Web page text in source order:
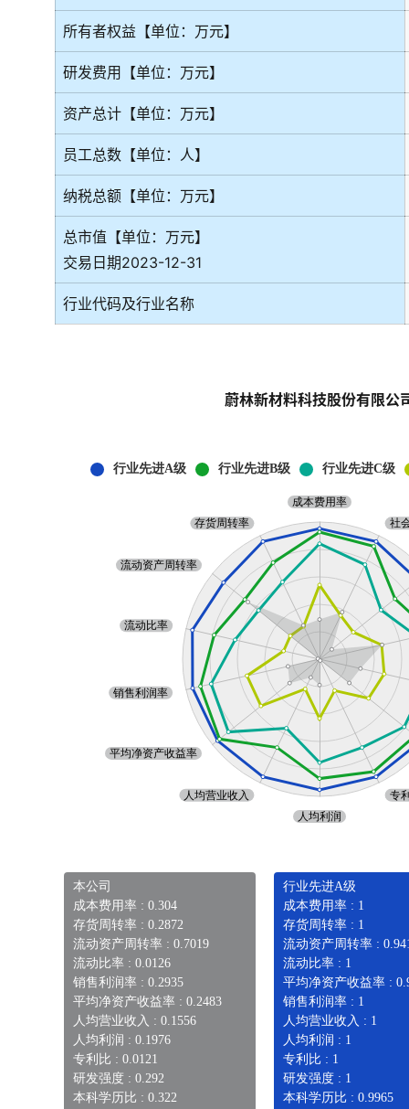
所有者权益【单位：万元】
研发费用【单位：万元】
资产总计【单位：万元】
员工总数【单位：人】
纳税总额【单位：万元】
总市值【单位：万元】
交易日期2023-12-31
行业代码及行业名称
蔚林新材料科技股份有限公
本公司
成本费用率 : 0.304
存货周转率 : 0.2872
流动资产周转率 : 0.7019
流动比率 : 0.0126
销售利润率 : 0.2935
平均净资产收益率 : 0.2483
人均营业收入 : 0.1556
人均利润 : 0.1976
专利比 : 0.0121
研发强度 : 0.292
本科学历比 : 0.322
行业先进A级
成本费用率 : 1
存货周转率 : 1
流动资产周转率 :
流动比率 : 1
平均净资产收益率 :
销售利润率 : 1
人均营业收入 : 1
人均利润 : 1
专利比 : 1
研发强度 : 1
本科学历比 : 0.9965